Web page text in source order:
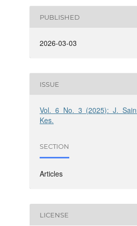
PUBLISHED
2026-03-03
ISSUE
Vol. 6 No. 3 (2025): J.
Kes.
SECTION
Articles
LICENSE